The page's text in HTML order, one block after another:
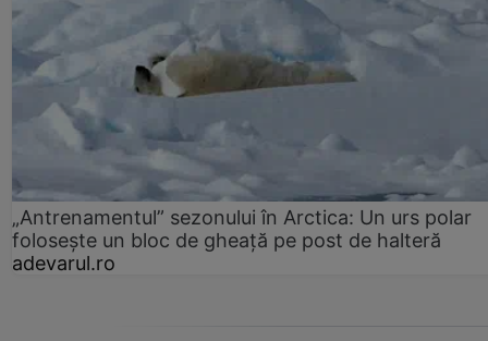
„Antrenamentul” sezonului în Arctica: Un urs polar
folosește un bloc de gheață pe post de halteră
adevarul.ro